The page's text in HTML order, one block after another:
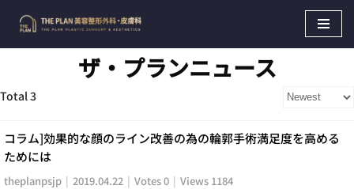
ザ・プランニュース
Total 3
コラム]効果的な顔のライン改善の為の輪郭手術満足度を高める
ためには
theplanpsjp | 2019.04.22 | Votes 0 | Views 1184